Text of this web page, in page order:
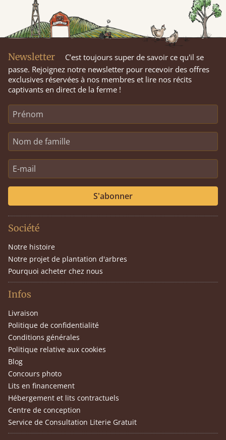
Newsletter
C’est toujours super de savoir ce qu'il se
passe. Rejoignez notre newsletter pour recevoir des offres
exclusives réservées à nos membres et lire nos récits
captivants en direct de la ferme !
S'abonner
Société
Notre histoire
Notre projet de plantation d'arbres
Pourquoi acheter chez nous
Infos
Livraison
Politique de confidentialité
Conditions générales
Politique relative aux cookies
Blog
Concours photo
Lits en financement
Hébergement et lits contractuels
Centre de conception
Service de Consultation Literie Gratuit